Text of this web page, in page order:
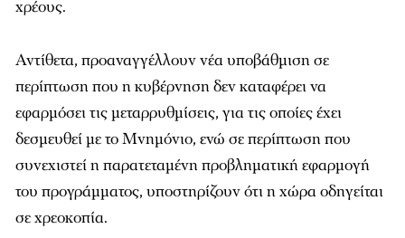
χρέους.
Αντίθετα, προαναγγέλλουν νέα υποβάθμιση σε
περίπτωση που η κυβέρνηση δεν καταφέρει να
εφαρμόσει τις μεταρρυθμίσεις, για τις οποίες έχει
δεσμευθεί με το Μνημόνιο, ενώ σε περίπτωση που
συνεχιστεί η παρατεταμένη προβληματική εφαρμογή
του προγράμματος, υποστηρίζουν ότι η χώρα οδηγείται
σε χρεοκοπία.